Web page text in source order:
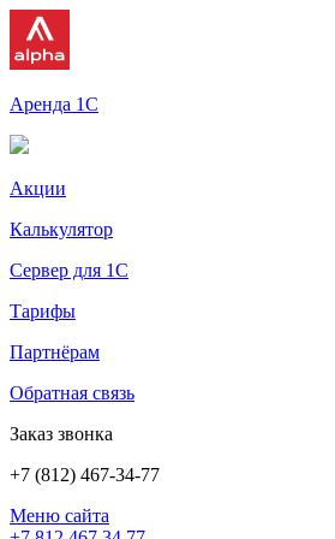
Аренда 1С
Акции
Калькулятор
Сервер для 1С
Тарифы
Партнёрам
Обратная связь
Заказ звонка
+7 (812) 467-34-77
Меню сайта